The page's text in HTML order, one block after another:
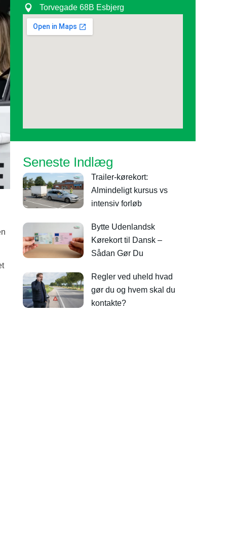
Torvegade 68B Esbjerg
Seneste Indlæg
Trailer-kørekort:
Almindeligt kursus vs
intensiv forløb
Bytte Udenlandsk
Kørekort til Dansk –
Sådan Gør Du
Regler ved uheld hvad
gør du og hvem skal du
kontakte?